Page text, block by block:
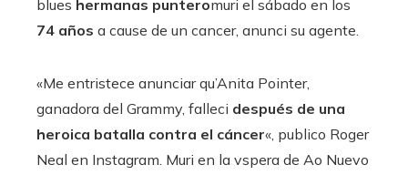
blues hermanas punteromuri el sábado en los
74 años a cause de un cancer, anunci su agente.
«Me entristece anunciar qu’Anita Pointer,
ganadora del Grammy, falleci después de una
heroica batalla contra el cáncer«, publico Roger
Neal en Instagram. Muri en la vspera de Ao Nuevo